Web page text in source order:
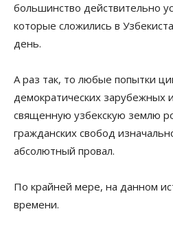
большинство действительно
которые сложились в
день.
А раз так, то любые попытки
демократических зарубежных
священную узбекскую землю
гражданских свобод
абсолютный провал.
По крайней мере, на данном
времени.